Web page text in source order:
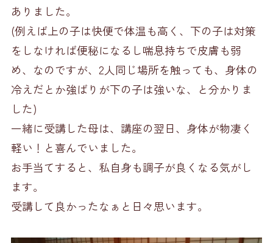
ありました。
(例えば上の子は快便で体温も高く、下の子は対策
をしなければ便秘になるし喘息持ちで皮膚も弱
め、なのですが、2人同じ場所を触っても、身体の
冷えだとか強ばりが下の子は強いな、と分かりま
した)
一緒に受講した母は、講座の翌日、身体が物凄く
軽い！と喜んでいました。
お手当てすると、私自身も調子が良くなる気がし
ます。
受講して良かったなぁと日々思います。